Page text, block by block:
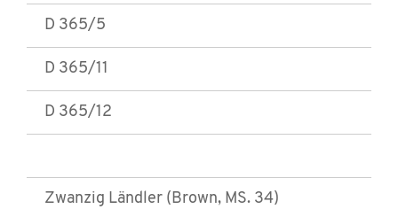
D 365/5
D 365/11
D 365/12
Zwanzig Ländler (Brown, MS. 34)